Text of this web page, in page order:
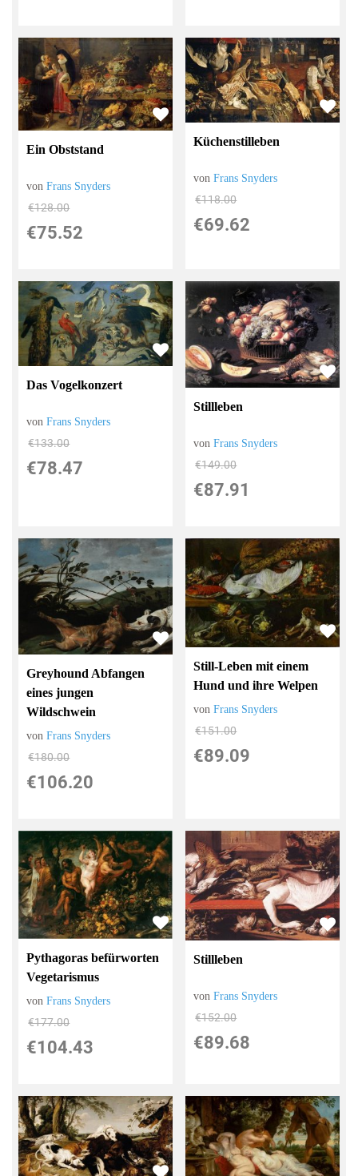
Ein Obststand
vonFrans Snyders
€128.00
€75.52
Küchenstilleben
vonFrans Snyders
€118.00
€69.62
Das Vogelkonzert
vonFrans Snyders
€133.00
€78.47
Stillleben
vonFrans Snyders
€149.00
€87.91
Greyhound Abfangen
eines jungen
Wildschwein
vonFrans Snyders
€180.00
€106.20
Still-Leben mit einem
Hund und ihre Welpen
vonFrans Snyders
€151.00
€89.09
Pythagoras befürworten
Vegetarismus
vonFrans Snyders
€177.00
€104.43
Stillleben
vonFrans Snyders
€152.00
€89.68